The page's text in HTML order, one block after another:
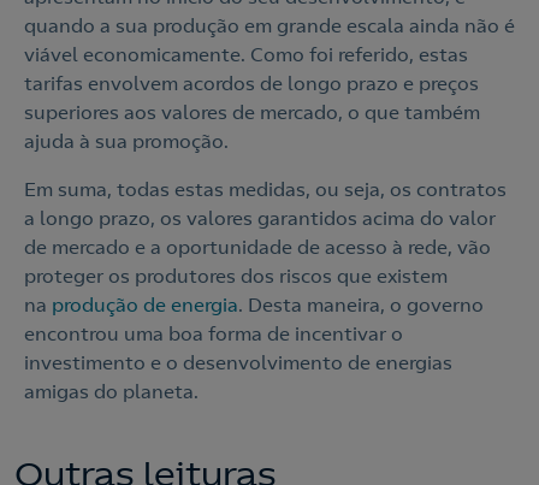
Contacte-nos
Nós ligamos!
Ao preencher este formulário, entraremos em contacto
consigo para lhe fazer chegar a nossa oferta de
Eletricidade e Gás.
Aceite a Política de Privacidade
210 540 000
Linha de Apoio e Contratação
quando a sua produção em grande escala ainda não é
viável economicamente. Como foi referido, estas
tarifas envolvem acordos de longo prazo e preços
superiores aos valores de mercado, o que também
ajuda à sua promoção.
Em suma, todas estas medidas, ou seja, os contratos
a longo prazo, os valores garantidos acima do valor
de mercado e a oportunidade de acesso à rede, vão
proteger os produtores dos riscos que existem
na produção de energia. Desta maneira, o governo
encontrou uma boa forma de incentivar o
investimento e o desenvolvimento de energias
amigas do planeta.
Outras leituras